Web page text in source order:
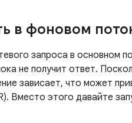
в фоновом
запроса в основном
не получит ответ.
зависает, что может
Вместо этого давайте